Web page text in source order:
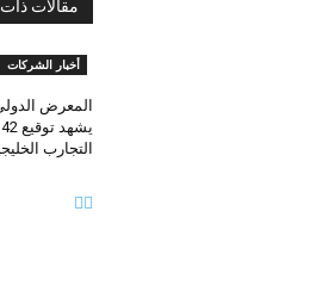
مقالات
أخبار الشركات
المعرض
التجارب